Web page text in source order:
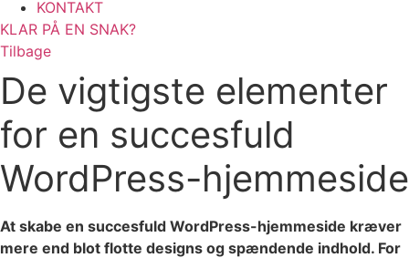
KONTAKT
KLAR PÅ EN SNAK?
Tilbage
De vigtigste elementer
for en succesfuld
WordPress-hjemmeside
At skabe en succesfuld WordPress-hjemmeside kræver
mere end blot flotte designs og spændende indhold. For